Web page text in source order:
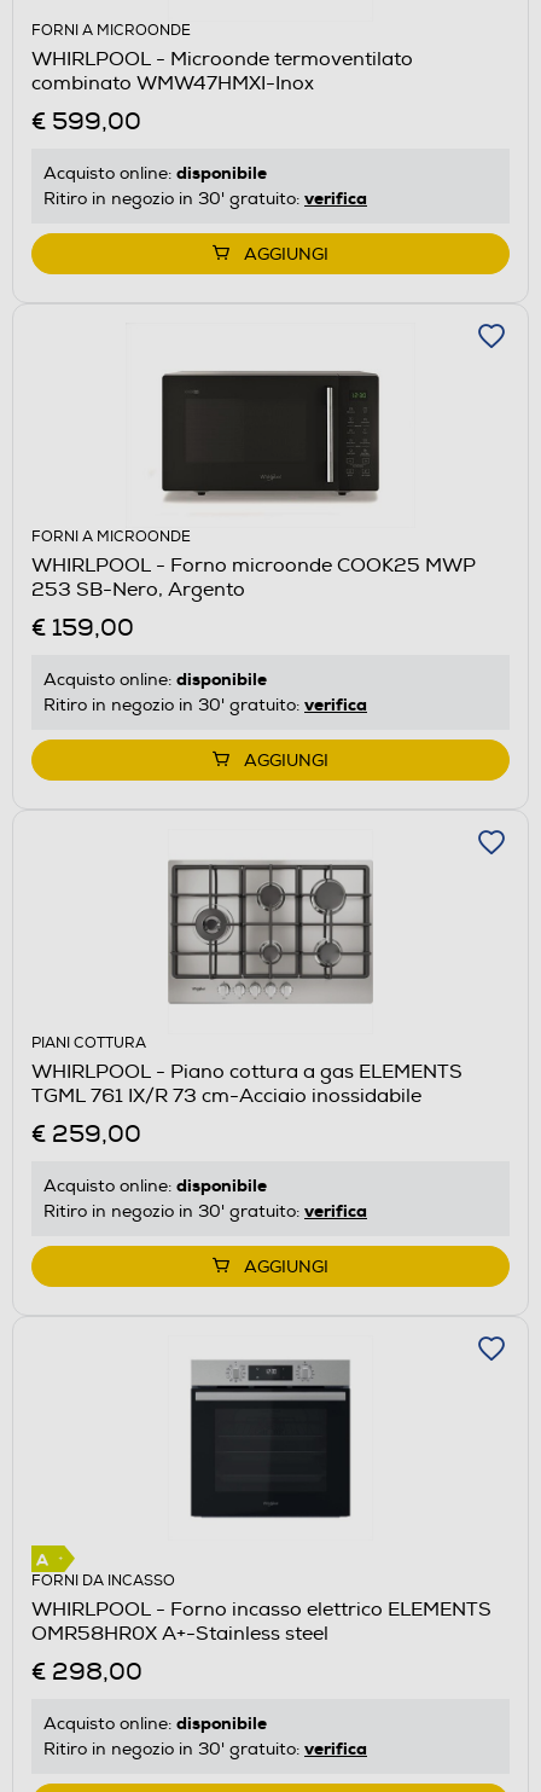
FORNI A MICROONDE
WHIRLPOOL - Microonde termoventilato
combinato WMW47HMXI-Inox
€ 599,00
Acquisto online: disponibile
Ritiro in negozio in 30' gratuito: verifica
AGGIUNGI
FORNI A MICROONDE
WHIRLPOOL - Forno microonde COOK25 MWP
253 SB-Nero, Argento
€ 159,00
Acquisto online: disponibile
Ritiro in negozio in 30' gratuito: verifica
AGGIUNGI
PIANI COTTURA
WHIRLPOOL - Piano cottura a gas ELEMENTS
TGML 761 IX/R 73 cm-Acciaio inossidabile
€ 259,00
Acquisto online: disponibile
Ritiro in negozio in 30' gratuito: verifica
AGGIUNGI
FORNI DA INCASSO
WHIRLPOOL - Forno incasso elettrico ELEMENTS
OMR58HR0X A+-Stainless steel
€ 298,00
Acquisto online: disponibile
Ritiro in negozio in 30' gratuito: verifica